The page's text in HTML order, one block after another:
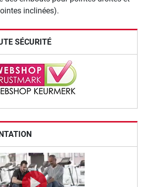
SÉCURITÉ
inclinées).